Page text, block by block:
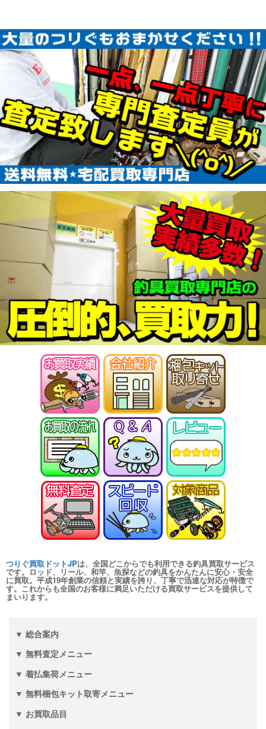
ABU カーディナル3X express 未
使用
釣具買取クーポンturi20260117-
（2026/01/31迄）
45,000円
2026/01/17
ABU カーディナル3BD CDL 未使
用
釣具買取クーポン turi20260117-
03（2026/01/31迄）
42,500円
2026/01/17
ABU カーディナル3 BRX 未使用
釣具買取クーポンturi20260117-
04（2026/01/31迄）
33,000円
2026/01/17
ABU カーディナル4X 未使用
釣具買取クーポン
turi20260117-
（2026/01/31迄）
27,000円
2026/01/17
シマノ ヘラ竿 飛天弓 閃光G 30尺
未使用
釣具買取クーポン
turi20260110-
01（2026/01/31迄）
35,000円
2026/01/10
シマノ ヘラ竿 飛天弓 閃光R 24尺
未使用
釣具買取クーポンturi20260110-
（2026/01/31迄）
33,500円
2026/01/10
シマノ ヘラ竿 普天元 獅子吼 10.5
尺 未使用
釣具買取クーポン turi20260110-
（2026/01/31迄）
33,500円
2026/01/10
シマノ ヘラ竿 朱紋峰 神威 18尺
未使用
釣具買取クーポン
turi20260110-
（2026/01/31迄）
28,500円
2026/01/10
シマノ ヘラ竿 飛天弓 皆空 12尺
未使用
釣具買取クーポン turi20260110-
（2026/01/31迄）
24,000円
2026/01/10
釣具買取クーポンturi20260104-
01（2026/01/31迄）
2026/01/04
和竿 至峰 9.5尺 未使用
02（2026/01/31迄）
和竿 紀州竹竿 山彦 むらさめ 信
8.1尺 未使用
釣具買取クーポン
03（2026/01/31迄）
和竿 源竿師 柳雪 9.2尺 未使用
釣具買取クーポン
つりぐ買取ドットJPは、全国どこからでも利用できる釣具買取サービス
です。ロッド、リール、和竿、魚探などの釣具をかんたんに安心・安全
に買取。平成19年創業の信頼と実績を誇り、丁寧で迅速な対応が特徴で
す。これからも全国のお客様に満足いただける買取サービスを提供して
まいります。
▼ 総合案内
▼ 無料査定メニュー
▼ 着払集荷メニュー
▼ 無料梱包キット取寄メニュー
▼ お買取品目